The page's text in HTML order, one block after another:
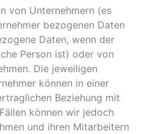
von Unternehmern (es
bezogenen Daten
Daten, wenn der
Person ist) oder von
Die jeweiligen
können in einer
Beziehung mit
können wir jedoch
und ihren Mitarbeitern